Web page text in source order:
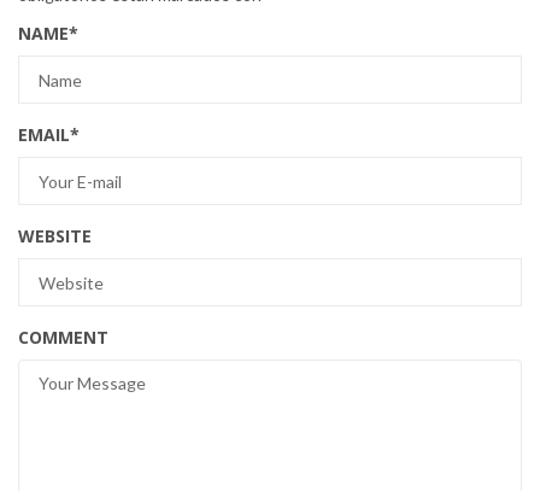
NAME*
EMAIL*
WEBSITE
COMMENT